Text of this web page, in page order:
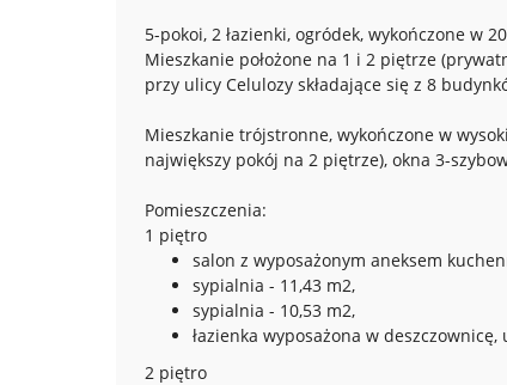
5-pokoi, 2 łazienki, ogródek, wykończone w
Mieszkanie położone na 1 i 2 piętrze
przy ulicy Celulozy składające się z 8
Mieszkanie trójstronne, wykończone w
największy pokój na 2 piętrze), okna 3-
Pomieszczenia:
1 piętro
salon z wyposażonym aneksem
sypialnia - 11,43 m2,
sypialnia - 10,53 m2,
łazienka wyposażona w deszczownicę,
2 piętro